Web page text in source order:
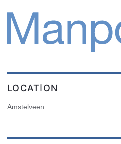
LOCATION
Amstelveen